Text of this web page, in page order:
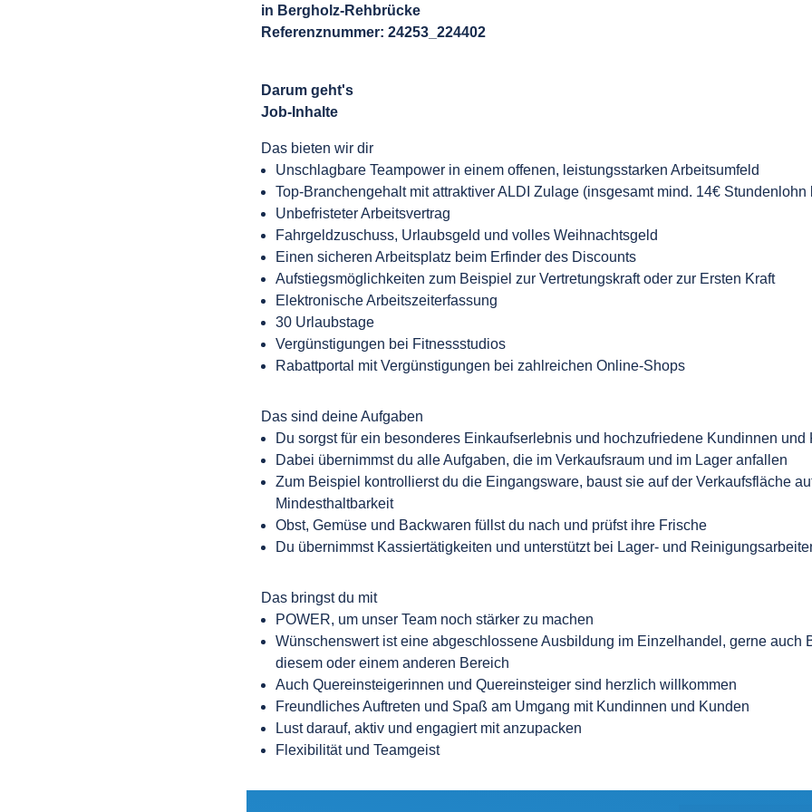
in Bergholz-Rehbrücke
Referenznummer: 24253_224402
Darum geht's
Job-Inhalte
Das bieten wir dir
Unschlagbare Teampower in einem offenen, leistungsstarken Arbeitsumfeld
Top-Branchengehalt mit attraktiver ALDI Zulage (insgesamt mind. 14€ Stundenlohn
Unbefristeter Arbeitsvertrag
Fahrgeldzuschuss, Urlaubsgeld und volles Weihnachtsgeld
Einen sicheren Arbeitsplatz beim Erfinder des Discounts
Aufstiegsmöglichkeiten zum Beispiel zur Vertretungskraft oder zur Ersten Kraft
Elektronische Arbeitszeiterfassung
30 Urlaubstage
Vergünstigungen bei Fitnessstudios
Rabattportal mit Vergünstigungen bei zahlreichen Online-Shops
Das sind deine Aufgaben
Du sorgst für ein besonderes Einkaufserlebnis und hochzufriedene Kundinnen und
Dabei übernimmst du alle Aufgaben, die im Verkaufsraum und im Lager anfallen
Zum Beispiel kontrollierst du die Eingangsware, baust sie auf der Verkaufsfläche
Mindesthaltbarkeit
Obst, Gemüse und Backwaren füllst du nach und prüfst ihre Frische
Du übernimmst Kassiertätigkeiten und unterstützt bei Lager- und
Das bringst du mit
POWER, um unser Team noch stärker zu machen
Wünschenswert ist eine abgeschlossene Ausbildung im Einzelhandel, gerne auch
diesem oder einem anderen Bereich
Auch Quereinsteigerinnen und Quereinsteiger sind herzlich willkommen
Freundliches Auftreten und Spaß am Umgang mit Kundinnen und Kunden
Lust darauf, aktiv und engagiert mit anzupacken
Flexibilität und Teamgeist